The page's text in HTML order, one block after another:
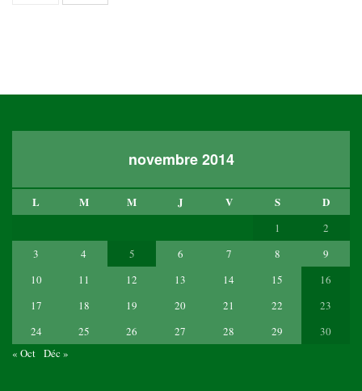
novembre 2014
L M M J V S D
1
2
3
4 5 6 7 8
9
10
11 12 13 14 15
16
17
18 19 20 21 22
23
24
25 26 27 28 29
30
« Oct Déc »